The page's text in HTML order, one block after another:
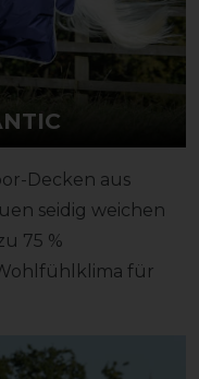
Decken aus
seidig weichen
75 %
für